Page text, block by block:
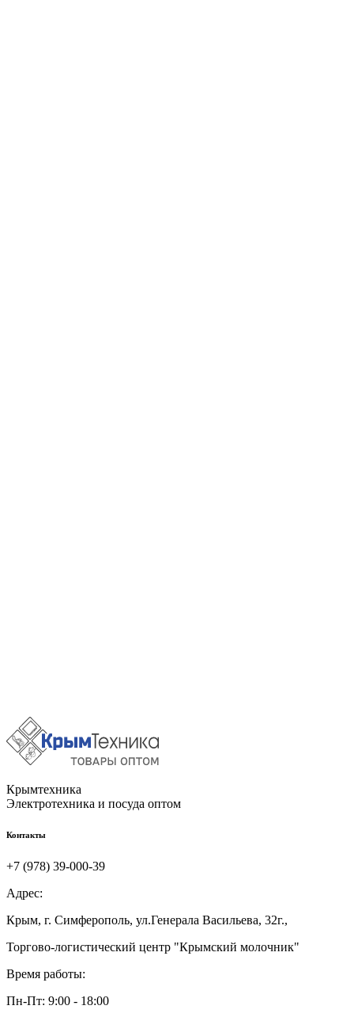
Крымтехника
Электротехника и посуда оптом
Контакты
+7 (978) 39-000-39
Адрес:
Крым, г. Симферополь, ул.Генерала Васильева, 32г.,
Торгово-логистический центр "Крымский молочник"
Время работы:
Пн-Пт: 9:00 - 18:00